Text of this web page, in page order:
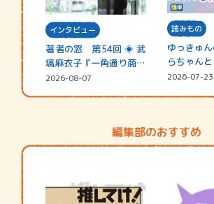
インタビュー
著者の窓 第54回 ◈ 武
塙麻衣子『一角通り商店
街の…
2026-08-07
読みもの
ゆっきゅ
らちゃん
☆202…
2026-07-23
編集部のおすすめ